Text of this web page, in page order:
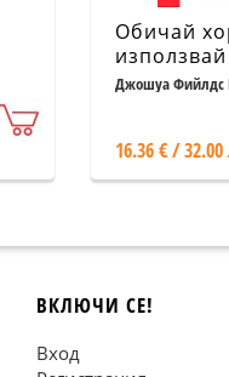
Обичай
Джошуа Фийлдс
16.36 € /
ВКЛЮЧИ СЕ!
Вход